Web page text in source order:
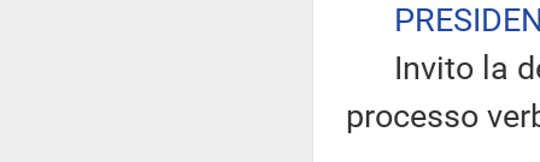
Invito la
processo